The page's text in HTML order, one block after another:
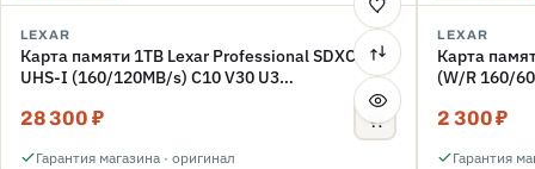
LEXAR
Карта памяти 1TB Lexar Professional SDXC
UHS-I (160/120MB/s) C10 V30 U3
28 300 ₽
Гарантия магазина · оригинал
LEXAR
Карта
(W/R 160/
2 300 ₽
Гарантия